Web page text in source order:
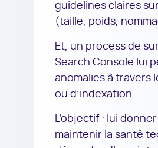
guidelines claires
(taille, poids,
Et, un process de
Search Console lui
anomalies à travers
ou d’indexation.
L’objectif : lui
maintenir la santé